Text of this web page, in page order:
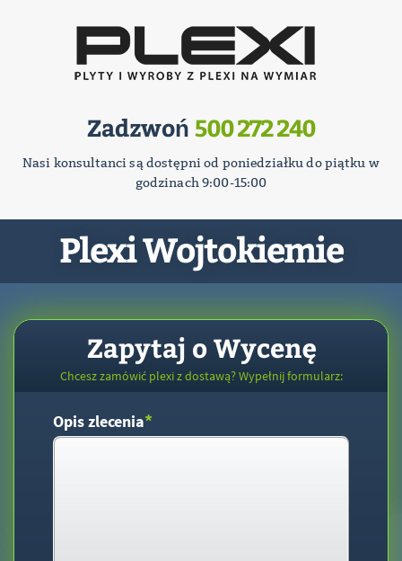
Zadzwoń 500 272 240
Nasi konsultanci są dostępni od poniedziałku do piątku w
godzinach 9:00-15:00
Plexi Wojtokiemie
Zapytaj o Wycenę
Chcesz zamówić plexi z dostawą? Wypełnij formularz:
Opis zlecenia*